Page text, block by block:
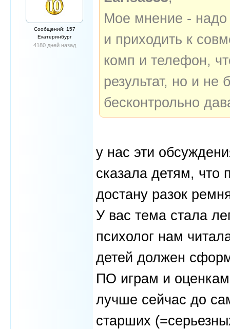
Сообщений: 157
Екатеринбург
4180 дней назад
Мое мнение - надо
и приходить к
комп и телефон,
результат, но и
бесконтрольно
у нас эти
сказала детям, что
достану разок
У вас тема стала
психолог нам
детей должен
ПО играм и
лучше сейчас до
старших